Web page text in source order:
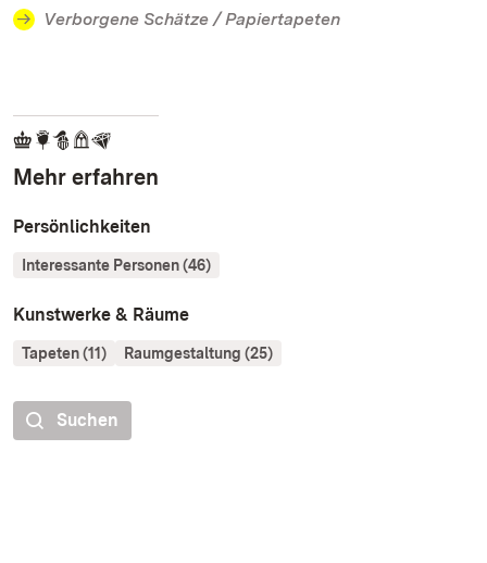
Verborgene Schätze / Papiertapeten
Mehr erfahren
Persönlichkeiten
Interessante Personen (46)
Kunstwerke & Räume
Tapeten (11) Raumgestaltung (25)
Suchen